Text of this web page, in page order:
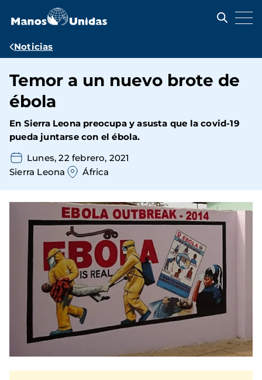
contenido
Ruta
navegación
Noticias
Temor a un nuevo brote de
ébola
En Sierra Leona preocupa y asusta que la covid-19
pueda juntarse con el ébola.
Lunes, 22 febrero, 2021
Sierra Leona
África